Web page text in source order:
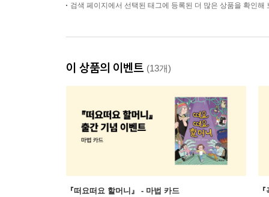
검색 페이지에서 선택된 태그에 등록된 더 많은 상품을 확인해
이 상품의 이벤트 (13개)
『떠요떠요 할머니』 - 마법 카드